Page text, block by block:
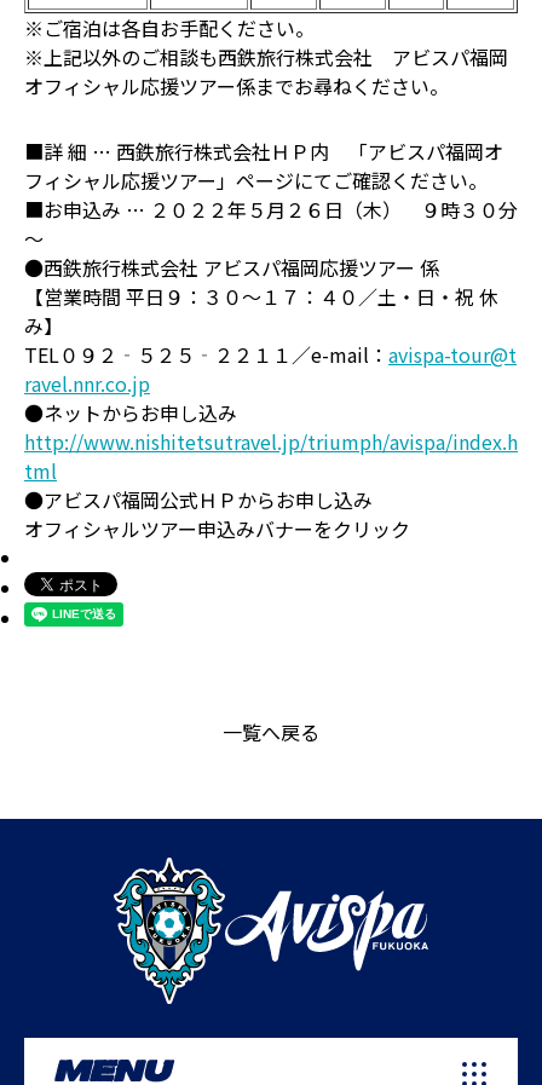
※ご宿泊は各自お手配ください。
※上記以外のご相談も西鉄旅行株式会社 アビスパ福岡
オフィシャル応援ツアー係までお尋ねください。
■詳 細 … 西鉄旅行株式会社ＨＰ内 「アビスパ福岡オ
フィシャル応援ツアー」ページにてご確認ください。
■お申込み … ２０２２年５月２６日（木） ９時３０分
～
●西鉄旅行株式会社 アビスパ福岡応援ツアー 係
【営業時間 平日９：３０～１７：４０／土・日・祝 休
み】
TEL０９２‐５２５‐２２１１／e-mail： avispa-tour@t
ravel.nnr.co.jp
●ネットからお申し込み
http://www.nishitetsutravel.jp/triumph/avispa/index.h
tml
●アビスパ福岡公式ＨＰからお申し込み
オフィシャルツアー申込みバナーをクリック
一覧へ戻る
MENU